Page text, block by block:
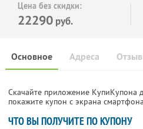
Цена без скидки:
22290 руб.
Основное Адреса
Скачайте приложение КупиКупона
покажите купон с экрана
ЧТО ВЫ ПОЛУЧИТЕ ПО КУПОНУ